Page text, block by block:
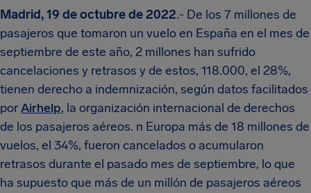
Madrid, 19 de octubre de 2022.- De los 7 millones de
pasajeros que tomaron un vuelo en España en el mes de
septiembre de este año, 2 millones han sufrido
cancelaciones y retrasos y de estos, 118.000, el 28%,
tienen derecho a indemnización, según datos facilitados
porAirhelp, la organización internacional de derechos
de los pasajeros aéreos. n Europa más de 18 millones de
vuelos, el 34%, fueron cancelados o acumularon
retrasos durante el pasado mes de septiembre, lo que
ha supuesto que más de un millón de pasajeros aéreos